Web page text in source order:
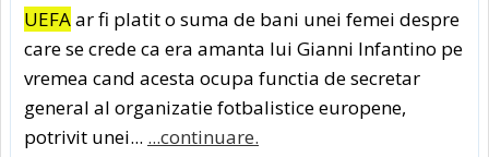
UEFAar fi platit o suma de bani unei femei despre
care se crede ca era amanta lui Gianni Infantino pe
vremea cand acesta ocupa functia de secretar
general al organizatie fotbalistice europene,
potrivit unei... ...continuare.